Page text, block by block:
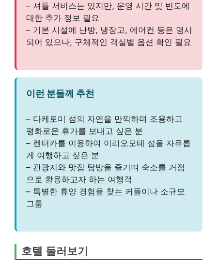
– 셔틀 서비스는 있지만, 운영 시간 및 빈도에
대한 추가 정보 필요
– 기본 시설에 난방, 냉장고, 에어컨 등은 명시
되어 있으나, 구체적인 객실별 옵션 확인 필요
이런 분들께 추천
– 다케토미 섬의 자연을 만끽하며 조용하고
평화로운 휴가를 보내고 싶은 분
– 렌터카를 이용하여 이리오모테 섬을 자유롭
게 여행하고 싶은 분
– 관광지와 맛집 탐방을 즐기며 숙소를 거점
으로 활용하고자 하는 여행객
– 특별한 휴양 경험을 찾는 커플이나 소규모
그룹
호텔 둘러보기